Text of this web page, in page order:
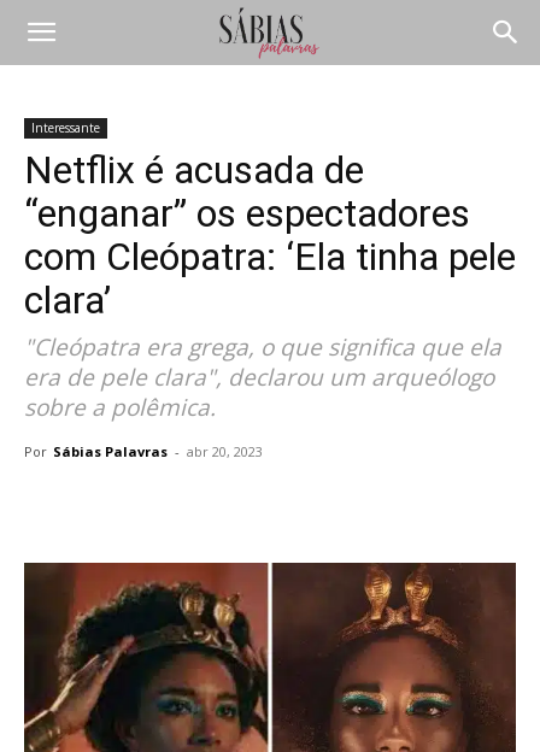
Interessante
Netflix é acusada de
“enganar” os espectadores
com Cleópatra: ‘Ela tinha pele
clara’
"Cleópatra era grega, o que significa que ela
era de pele clara", declarou um arqueólogo
sobre a polêmica.
Por Sábias Palavras - abr 20, 2023